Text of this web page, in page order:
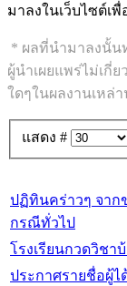
มาลงในเว็บไซต์เ
* ผลที่นำมาลงนั้น
ผู้นำเผยแพร่ไม่เกี่
ใดๆในผลงานเหล่
แสดง #
ปฏิทินคร่าวๆ จาก
กรณีทั่วไป
โรงเรียนกวดวิชา
ประกาศรายชื่อผู้ไ